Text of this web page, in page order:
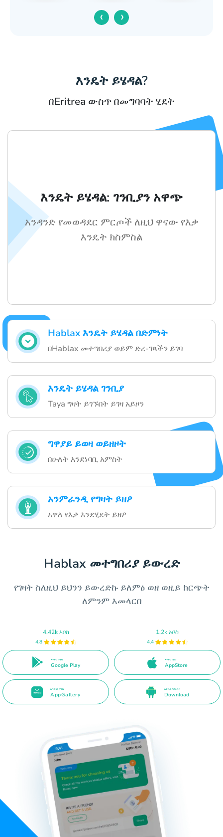
‹ ›
እንዴት ይሄዳል?
በEritrea ውስጥ በመግባባት ሂደት
Hablax እንዴት ይሄዳል በድምነት
በHablax መተግበሪያ ወይም ድረ-ገጻችን ይገባ
እንዴት ይሄዳል ገንቢያ
Taya ግዛት ይገኙበት ይገዛ አይዞን
ግዋያይ ይወዛ ወይዘዞት
በሁለት እንደነባቢ አምስት
አንምራንዲ የግዛት ይዘዖ
አዋለ የእቃ እንደሂደት ይዘዖ
እንዴት ይሄዳል: ገንቢያን አዋጭ
አንዳንድ የመወዳደር ምርጦች ለዚህ ዋናው የእቃ
እንዴት ክስምስል
Hablax መተግበሪያ ይውረድ
የገዛት ስለዚህ ይህንን ይውረድኩ ይለምዕ ወዘ ወዚይ ክርጭት
ለምንም እመላርበ
4.42k ኦቦስ
4.8
እንድር በዱባ
Google Play
1.2k ኦቦስ
4.4
እንድር በዘጋ
AppStore
እንድር በዓኪ
AppGallery
እትቢይ ዳይሬክት
Download